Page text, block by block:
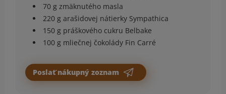
70 g zmäknutého masla
220 g arašidovej nátierky Sympathica
150 g práškového cukru Belbake
100 g mliečnej čokolády Fin Carré
Poslať nákupný zoznam